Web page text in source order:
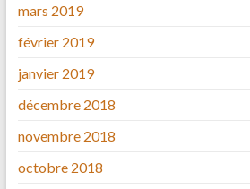
mars 2019
février 2019
janvier 2019
décembre 2018
novembre 2018
octobre 2018